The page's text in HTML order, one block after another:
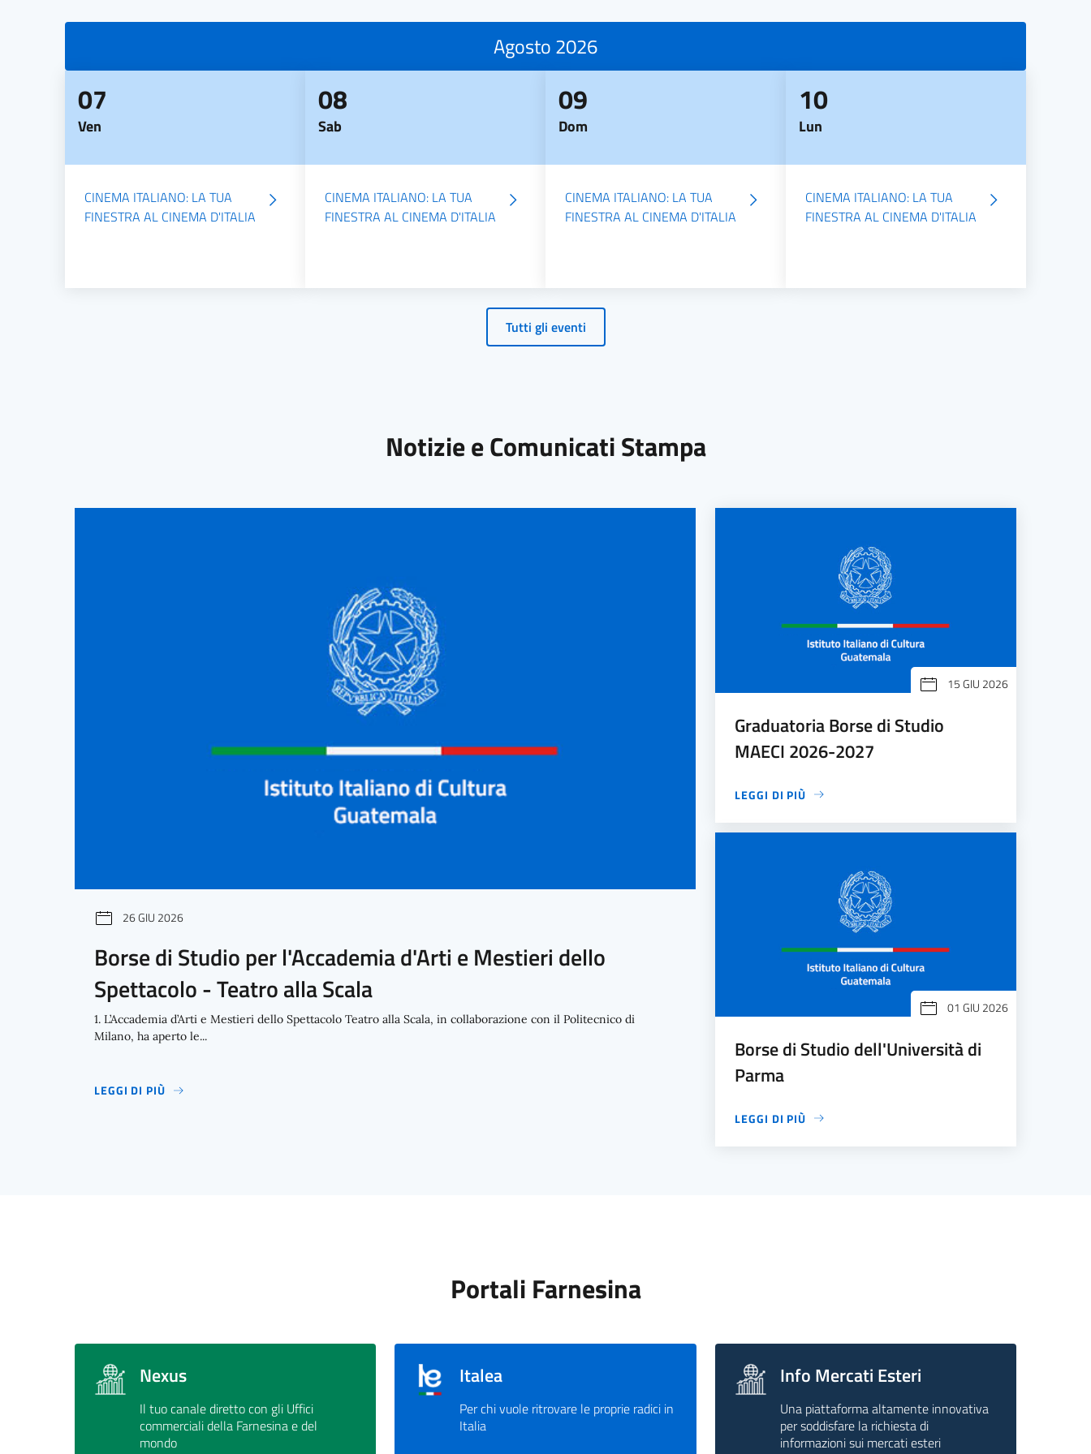
Agosto 2026
07
Ven
CINEMA ITALIANO: LA TUA
FINESTRA AL CINEMA D'ITALIA
08
Sab
CINEMA ITALIANO: LA TUA
FINESTRA AL CINEMA D'ITALIA
09
Dom
CINEMA ITALIANO: LA TUA
FINESTRA AL CINEMA D'ITALIA
10
Lun
CINEMA ITALIANO: LA TUA
FINESTRA AL CINEMA D'ITALIA
Tutti gli eventi
Notizie e Comunicati Stampa
26 GIU 2026
Borse di Studio per l'Accademia d'Arti e Mestieri dello
Spettacolo - Teatro alla Scala
1. L’Accademia d’Arti e Mestieri dello Spettacolo Teatro alla Scala, in collaborazione con il Politecnico di
Milano, ha aperto le...
LEGGI DI PIÙ
15 GIU 2026
Graduatoria Borse di Studio
MAECI 2026-2027
LEGGI DI PIÙ
01 GIU 2026
Borse di Studio dell'Università di
Parma
LEGGI DI PIÙ
Portali Farnesina
Nexus
Il tuo canale diretto con gli Uffici
commerciali della Farnesina e del
mondo
Italea
Per chi vuole ritrovare le proprie radici in
Italia
Info Mercati Esteri
Una piattaforma altamente innovativa
per soddisfare la richiesta di
informazioni sui mercati esteri